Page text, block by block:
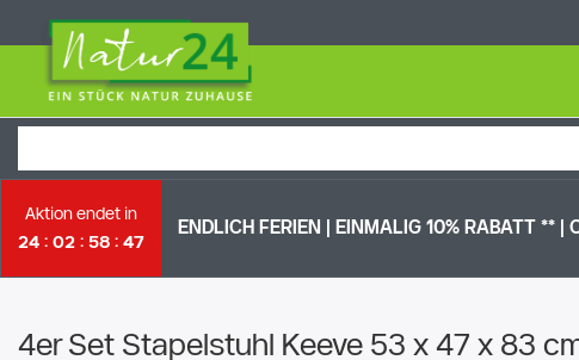
Aktion endet in
24
02 58 46
ENDLICH FERIEN | EI NMALIG 10% RABATT ** |
4er Set Stapelstuhl Keeve 53 x 47 x 83